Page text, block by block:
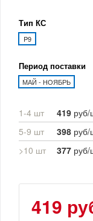
Тип КС
P9
Период поставки
МАЙ - НОЯБРЬ
1-4 шт 419 руб/
5-9 шт
398 руб/
>10 шт
377 руб/
419